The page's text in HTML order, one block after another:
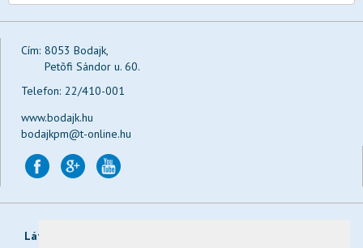
BSE
Közérdekű adatok megismerése
Impresszum
Cím: 8053 Bodajk,
Petõfi Sándor u. 60.
Telefon: 22/410-001
www.bodajk.hu
bodajkpm@t-online.hu
Látogatások: